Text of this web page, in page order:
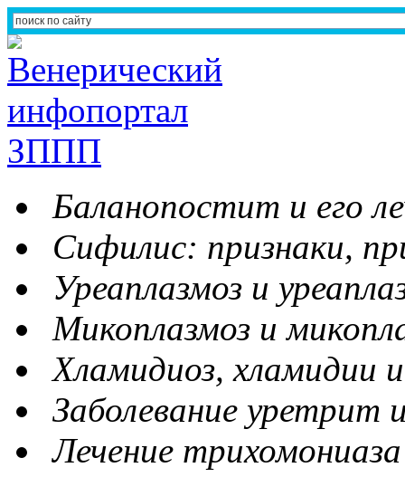
Баланопостит и его
Сифилис: признаки,
Уреаплазмоз и
Микоплазмоз и
Хламидиоз, хламидии
Заболевание уретрит
Лечение